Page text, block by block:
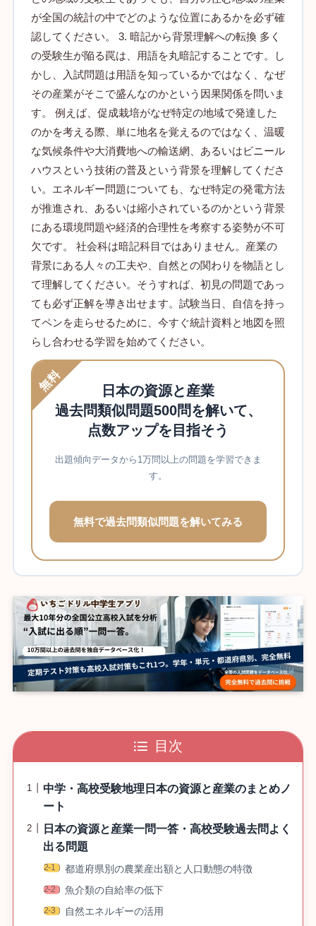
が全国の統計の中でどのような位置にあるかを必ず確
認してください。 3. 暗記から背景理解への転換 多く
の受験生が陥る罠は、用語を丸暗記することです。し
かし、入試問題は用語を知っているかではなく、なぜ
その産業がそこで盛んなのかという因果関係を問いま
す。 例えば、促成栽培がなぜ特定の地域で発達した
のかを考える際、単に地名を覚えるのではなく、温暖
な気候条件や大消費地への輸送網、あるいはビニール
ハウスという技術の普及という背景を理解してくださ
い。エネルギー問題についても、なぜ特定の発電方法
が推進され、あるいは縮小されているのかという背景
にある環境問題や経済的合理性を考察する姿勢が不可
欠です。 社会科は暗記科目ではありません。産業の
背景にある人々の工夫や、自然との関わりを物語とし
て理解してください。そうすれば、初見の問題であっ
ても必ず正解を導き出せます。試験当日、自信を持っ
てペンを走らせるために、今すぐ統計資料と地図を照
らし合わせる学習を始めてください。
無料
日本の資源と産業
過去問類似問題500問を解いて、
点数アップを目指そう
出題傾向データから1万問以上の問題を学習できま
す。
無料で過去問類似問題を解いてみる
目次
中学・高校受験地理日本の資源と産業のまとめノ
ート
日本の資源と産業一問一答・高校受験過去問よく
出る問題
都道府県別の農業産出額と人口動態の特徴
魚介類の自給率の低下
自然エネルギーの活用